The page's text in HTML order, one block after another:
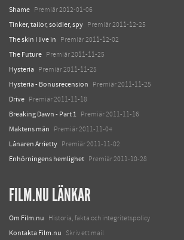
Shame Premiär 2012-01-06
Tinker, tailor, soldier, spy Premiär 2011-12-25
The skin I live in Premiär 2011-12-02
The Future Premiär 2011-11-25
Hysteria Premiär 2011-11-25
Hysteria - Bonusrecension Premiär 2011-11-25
Drive Premiär 2011-11-18
Breaking Dawn - Part 1 Premiär 2011-11-16
Maktens män Premiär 2011-11-04
Lånaren Arrietty Premiär 2011-11-02
Enhörningens hemlighet Premiär 2011-10-28
FILM.NU LÄNKAR
Om Film.nu Historia, fakta och integritetspolicy
Kontakta Film.nu Skriv ett mail